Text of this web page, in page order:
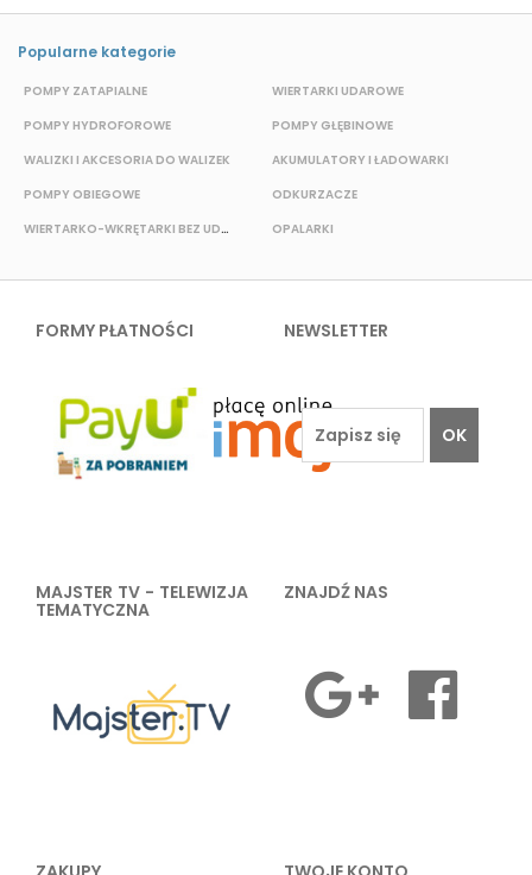
Popularne kategorie
POMPY ZATAPIALNE
POMPY HYDROFOROWE
WALIZKI I AKCESORIA DO WALIZEK
POMPY OBIEGOWE
WIERTARKO-WKRĘTARKI BEZ UDAROWE
WIERTARKI UDAROWE
POMPY GŁĘBINOWE
AKUMULATORY I ŁADOWARKI
ODKURZACZE
OPALARKI
FORMY PŁATNOŚCI NEWSLETTER
OK
MAJSTER TV - TELEWIZJA
TEMATYCZNA
ZNAJDŹ NAS